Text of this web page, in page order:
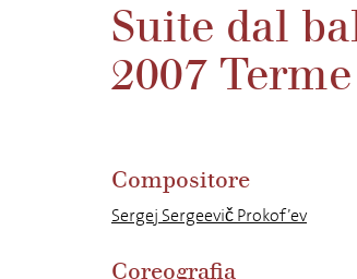
Suite dal
2007
Compositore
Sergej Sergeevič Prokof’ev
Coreografia